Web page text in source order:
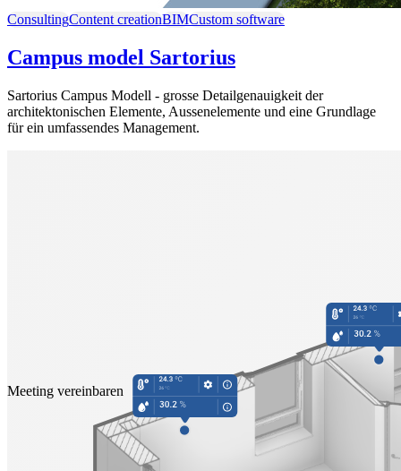
ConsultingContent creationBIMCustom software
Campus model Sartorius
Sartorius Campus Modell - grosse Detailgenauigkeit der
architektonischen Elemente, Aussenelemente und eine Grundlage
für ein umfassendes Management.
Meeting vereinbaren